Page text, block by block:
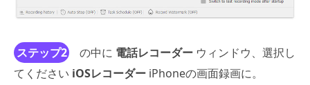
ステップ2 の中に 電話レコーダー ウィンドウ、選択し
てください iOSレコーダー iPhoneの画面録画に。